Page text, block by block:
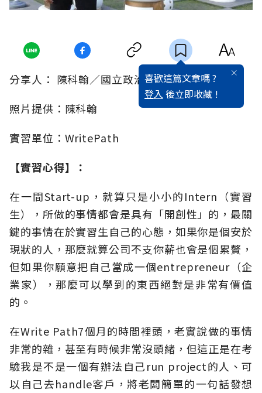
喜歡這篇文章嗎 ?
登入 後立即收藏 !
分享人： 陳科翰／國立政治大學國貿系98級
照片提供：陳科翰
實習單位：WritePath
【實習心得】：
在一間Start-up，就算只是小小的Intern（實習
生），所做的事情都會是具有「開創性」的，最關
鍵的事情在於實習生自己的心態，如果你是個安於
現狀的人，那麼就算公司不支你薪也會是個累贅，
但如果你願意把自己當成一個entrepreneur（企
業家），那麼可以學到的東西絕對是非常有價值
的。
在Write Path7個月的時間裡頭，老實說做的事情
非常的雜，甚至有時候非常沒頭緒，但這正是在考
驗我是不是一個有辦法自己run project的人、可
以自己去handle客戶，將老闆簡單的一句話發想